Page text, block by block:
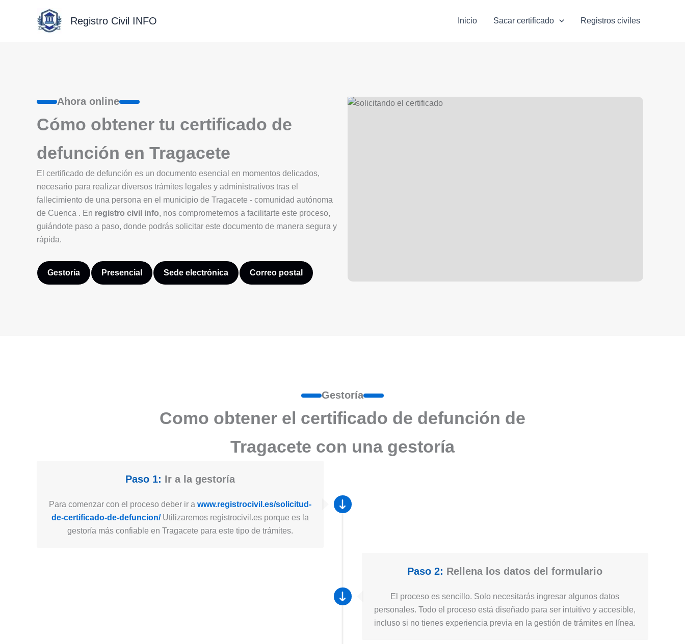
Registro Civil INFO Inicio Sacar certificado Registros civiles
Ahora online
Cómo obtener tu certificado de
defunción en Tragacete
El certificado de defunción es un documento esencial en momentos delicados,
necesario para realizar diversos trámites legales y administrativos tras el
fallecimiento de una persona en el municipio de Tragacete - comunidad autónoma
de Cuenca . En registro civil info, nos comprometemos a facilitarte este proceso,
guiándote paso a paso, donde podrás solicitar este documento de manera segura y
rápida.
Gestoría Presencial Sede electrónica Correo postal
Gestoría
Como obtener el certificado de defunción de
Tragacete con una gestoría
Paso 1: Ir a la gestoría
Para comenzar con el proceso deber ir a www.registrocivil.es/solicitud-
de-certificado-de-defuncion/Utilizaremos registrocivil.es porque es la
gestoría más confiable en Tragacete para este tipo de trámites.
Paso 2: Rellena los datos del formulario
El proceso es sencillo. Solo necesitarás ingresar algunos datos
personales. Todo el proceso está diseñado para ser intuitivo y accesible,
incluso si no tienes experiencia previa en la gestión de trámites en línea.